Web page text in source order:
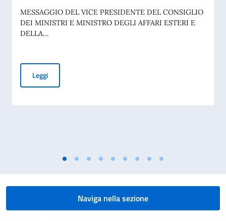
MESSAGGIO DEL VICE PRESIDENTE DEL CONSIGLIO
DEI MINISTRI E MINISTRO DEGLI AFFARI ESTERI E
DELLA...
Leggi70° ANNIVERSARIO DELLA TRAGEDIA DI MARCINELLE E
Naviga nella sezione